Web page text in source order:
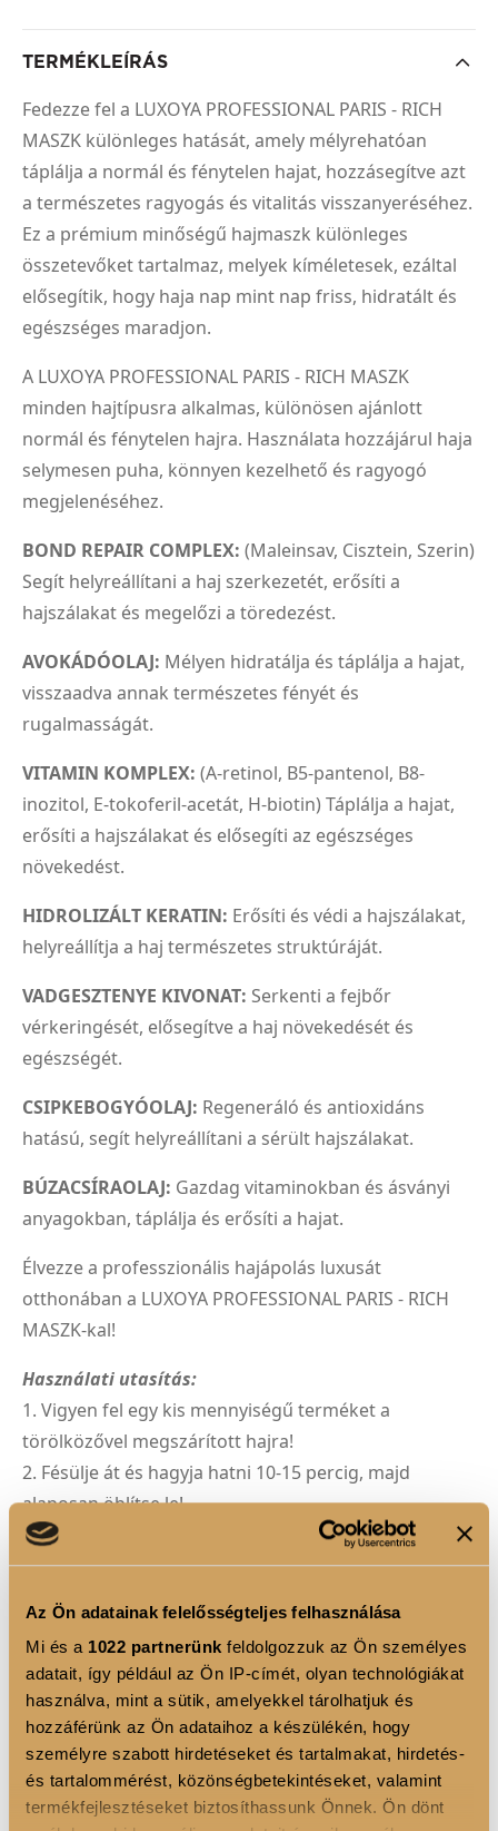
Az Ön adatainak felelősségteljes felhasználása
Mi és a 1022 partnerünk feldolgozzuk az Ön személyes
adatait, így például az Ön IP-címét, olyan technológiákat
használva, mint a sütik, amelyekkel tárolhatjuk és
hozzáférünk az Ön adataihoz a készülékén, hogy
személyre szabott hirdetéseket és tartalmakat, hirdetés-
és tartalommérést, közönségbetekintéseket, valamint
termékfejlesztéseket biztosíthassunk Önnek. Ön dönt
TERMÉKLEÍRÁS
Fedezze fel a LUXOYA PROFESSIONAL PARIS - RICH
MASZK különleges hatását, amely mélyrehatóan
táplálja a normál és fénytelen hajat, hozzásegítve azt
a természetes ragyogás és vitalitás visszanyeréséhez.
Ez a prémium minőségű hajmaszk különleges
összetevőket tartalmaz, melyek kíméletesek, ezáltal
elősegítik, hogy haja nap mint nap friss, hidratált és
egészséges maradjon.
A LUXOYA PROFESSIONAL PARIS - RICH MASZK
minden hajtípusra alkalmas, különösen ajánlott
normál és fénytelen hajra. Használata hozzájárul haja
selymesen puha, könnyen kezelhető és ragyogó
megjelenéséhez.
BOND REPAIR COMPLEX: (Maleinsav, Cisztein, Szerin)
Segít helyreállítani a haj szerkezetét, erősíti a
hajszálakat és megelőzi a töredezést.
AVOKÁDÓOLAJ: Mélyen hidratálja és táplálja a hajat,
visszaadva annak természetes fényét és
rugalmasságát.
VITAMIN KOMPLEX: (A-retinol, B5-pantenol, B8-
inozitol, E-tokoferil-acetát, H-biotin) Táplálja a hajat,
erősíti a hajszálakat és elősegíti az egészséges
növekedést.
HIDROLIZÁLT KERATIN: Erősíti és védi a hajszálakat,
helyreállítja a haj természetes struktúráját.
VADGESZTENYE KIVONAT: Serkenti a fejbőr
vérkeringését, elősegítve a haj növekedését és
egészségét.
CSIPKEBOGYÓOLAJ: Regeneráló és antioxidáns
hatású, segít helyreállítani a sérült hajszálakat.
BÚZACSÍRAOLAJ: Gazdag vitaminokban és ásványi
anyagokban, táplálja és erősíti a hajat.
Élvezze a professzionális hajápolás luxusát
otthonában a LUXOYA PROFESSIONAL PARIS - RICH
MASZK-kal!
Használati utasítás:
1. Vigyen fel egy kis mennyiségű terméket a
törölközővel megszárított hajra!
2. Fésülje át és hagyja hatni 10-15 percig, majd
alaposan öblítse le!
3. Még mélyrehatóbb kezeléshez hagyja a terméket
10-15 percig a hajon, lefedve zuhanysapkával vagy
törölközővel!
4. Használja hetente egyszer vagy kétszer, az igényei
és a kezelés intenzitásától függően!
5. Kerülje a szembe jutást! Ha szembe kerül, azonnal
öblítse ki bő vízzel!
TERMÉK ELŐNYÖK